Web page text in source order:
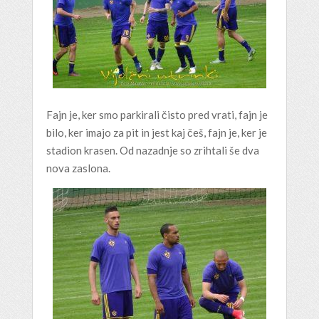
Fajn je, ker smo parkirali čisto pred vrati, fajn je
bilo, ker imajo za pit in jest kaj češ, fajn je, ker je
stadion krasen. Od nazadnje so zrihtali še dva
nova zaslona.